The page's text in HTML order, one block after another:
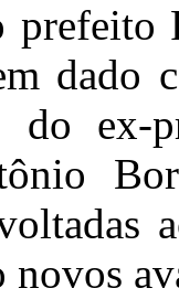
dado
do ex-